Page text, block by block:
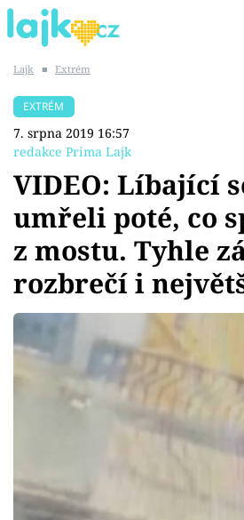
SHOPAHOLICADEL
Témata
Showbyznys
Youtubeři
Virály
Sex a vztahy
Sledujte prima+
Lajk ■ Extrém
EXTRÉM
7. srpna 2019 16:57
redakce Prima Lajk
VIDEO: Líbající
umřeli poté, co
z mostu. Tyhle
rozbrečí i